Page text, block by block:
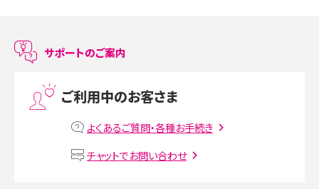
LINEで友だちを削除する方法は？方法ごとの影響や復活・復元する方法も解説
MNOとは？MVNOやMVNEとの違いやメリット・デメリットを解説
VPN接続とは？仕組みや必要性、メリット・デメリット、接続方法を解説
サポートのご案内
ご利用中のお客さま
よくあるご質問・各種お手続き
チャットでお問い合わせ